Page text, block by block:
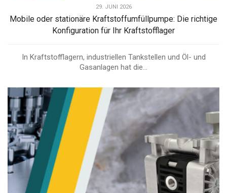
29. JUNI 2026
Mobile oder stationäre Kraftstoffumfüllpumpe: Die richtige
Konfiguration für Ihr Kraftstofflager
In Kraftstofflagern, industriellen Tankstellen und Öl- und
Gasanlagen hat die...